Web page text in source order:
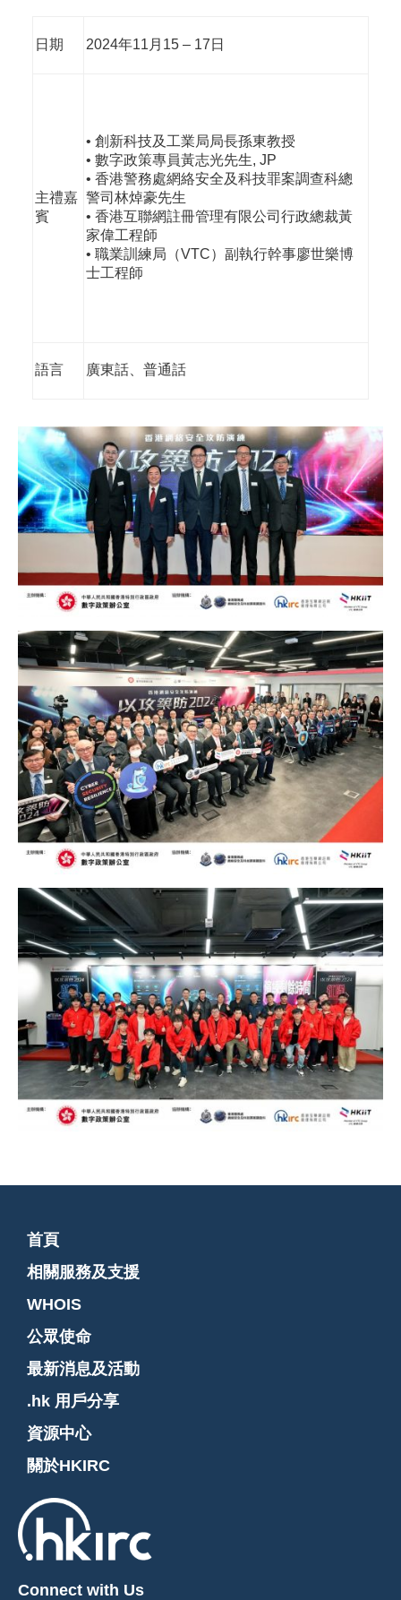
日期 2024年11月15 – 17日
主禮嘉
賓
• 創新科技及工業局局長孫東教授
• 數字政策專員黃志光先生, JP
• 香港警務處網絡安全及科技罪案調查科總
警司林焯豪先生
• 香港互聯網註冊管理有限公司行政總裁黃
家偉工程師
• 職業訓練局（VTC）副執行幹事廖世樂博
士工程師
語言 廣東話、普通話
首頁
相關服務及支援
WHOIS
公眾使命
最新消息及活動
.hk 用戶分享
資源中心
關於HKIRC
Connect with Us